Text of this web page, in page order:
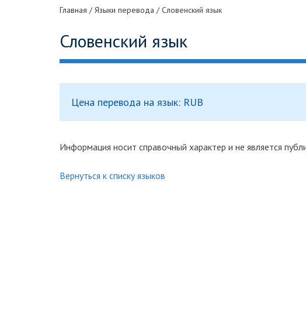
Главная /Языки перевода /Словенский язык
Словенский язык
Цена перевода на язык: RUB
Информация носит справочный характер и не является
Вернуться к списку языков